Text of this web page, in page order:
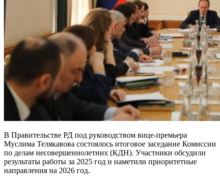
В Правительстве РД под руководством вице-премьера
Муслима Телякавова состоялось итоговое заседание Комиссии
по делам несовершеннолетних (КДН). Участники обсудили
результаты работы за 2025 год и наметили приоритетные
направления на 2026 год.